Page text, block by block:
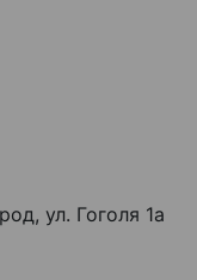
ул. Гоголя 1а